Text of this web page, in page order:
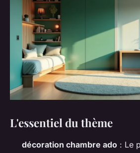
L'essentiel du thème
décoration chambre ado : Le